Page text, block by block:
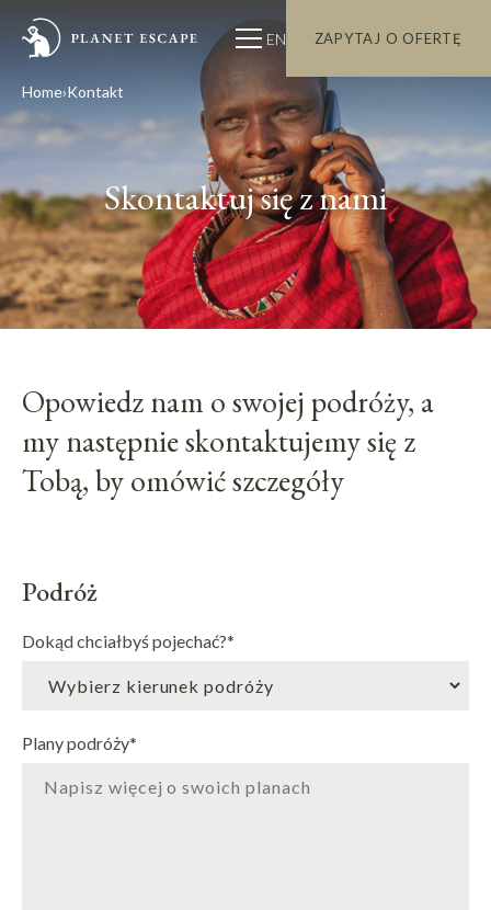
EN ZAPYTAJ O OFERTĘ
Home Kontakt
Skontaktuj się z nami
Opowiedz nam o swojej podróży, a
my następnie skontaktujemy się z
Tobą, by omówić szczegóły
Podróż
Dokąd chciałbyś pojechać?*
Plany podróży*